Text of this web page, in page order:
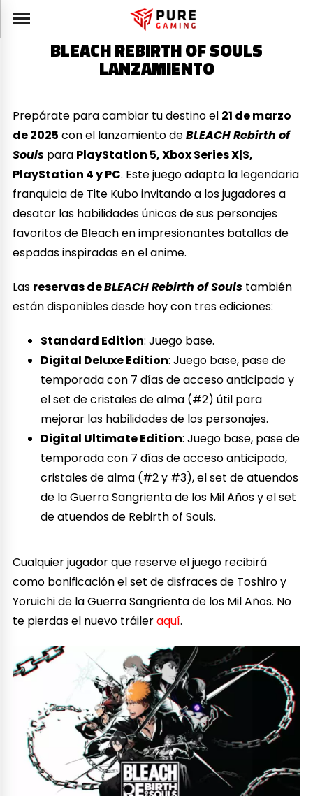
BLEACH REBIRTH OF SOULS
LANZAMIENTO
Prepárate para cambiar tu destino el 21 de marzo
de 2025 con el lanzamiento deBLEACH Rebirth of
Souls para PlayStation 5, Xbox Series X|S,
PlayStation 4 y PC. Este juego adapta la legendaria
franquicia de Tite Kubo invitando a los jugadores a
desatar las habilidades únicas de sus personajes
favoritos de Bleach en impresionantes batallas de
espadas inspiradas en el anime.
Las reservas deBLEACH Rebirth of Souls también
están disponibles desde hoy con tres ediciones:
Standard Edition: Juego base.
Digital Deluxe Edition: Juego base, pase de
temporada con 7 días de acceso anticipado y
el set de cristales de alma (#2) útil para
mejorar las habilidades de los personajes.
Digital Ultimate Edition: Juego base, pase de
temporada con 7 días de acceso anticipado,
cristales de alma (#2 y #3), el set de atuendos
de la Guerra Sangrienta de los Mil Años y el set
de atuendos de Rebirth of Souls.
Cualquier jugador que reserve el juego recibirá
como bonificación el set de disfraces de Toshiro y
Yoruichi de la Guerra Sangrienta de los Mil Años. No
te pierdas el nuevo tráileraquí.